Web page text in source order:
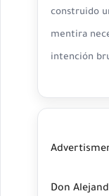
construido
mentira
intención
Don